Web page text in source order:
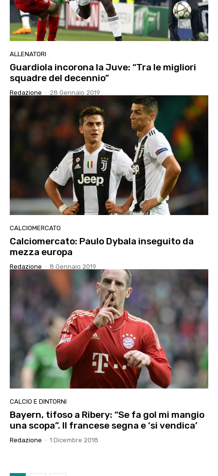
ALLENATORI
Guardiola incorona la Juve: “Tra le migliori
squadre del decennio”
Redazione - 28 Gennaio 2019
CALCIOMERCATO
Calciomercato: Paulo Dybala inseguito da
mezza europa
Redazione - 8 Gennaio 2019
CALCIO E DINTORNI
Bayern, tifoso a Ribery: “Se fa gol mi mangio
una scopa”. Il francese segna e ‘si vendica’
Redazione - 1 Dicembre 2018